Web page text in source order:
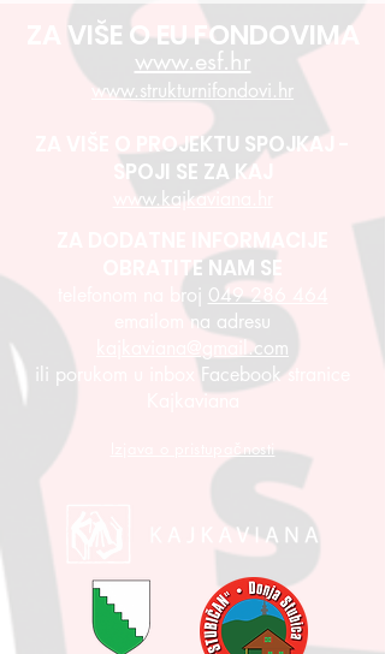
ZA VIŠE O EU FONDOVIMA
www.esf.hr
www.strukturnifondovi.hr
ZA VIŠE O PROJEKTU SPOJKAJ -
SPOJI SE ZA KAJ
www.kajkaviana.hr
ZA DODATNE INFORMACIJE
OBRATITE NAM SE
telefonom na broj 049 286 464
emailom na adresu
kajkaviana@gmail.com
ili porukom u inbox Facebook stranice
Kajkaviana
Izjava o pristupačnosti